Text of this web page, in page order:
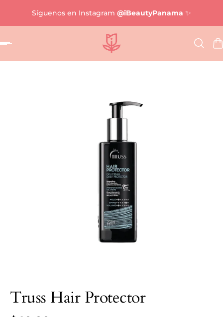
contenidoSíguenos en Instagram @iBeautyPanama ✨
Truss Hair Protector